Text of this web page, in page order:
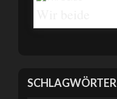
SCHLAGWÖRTER